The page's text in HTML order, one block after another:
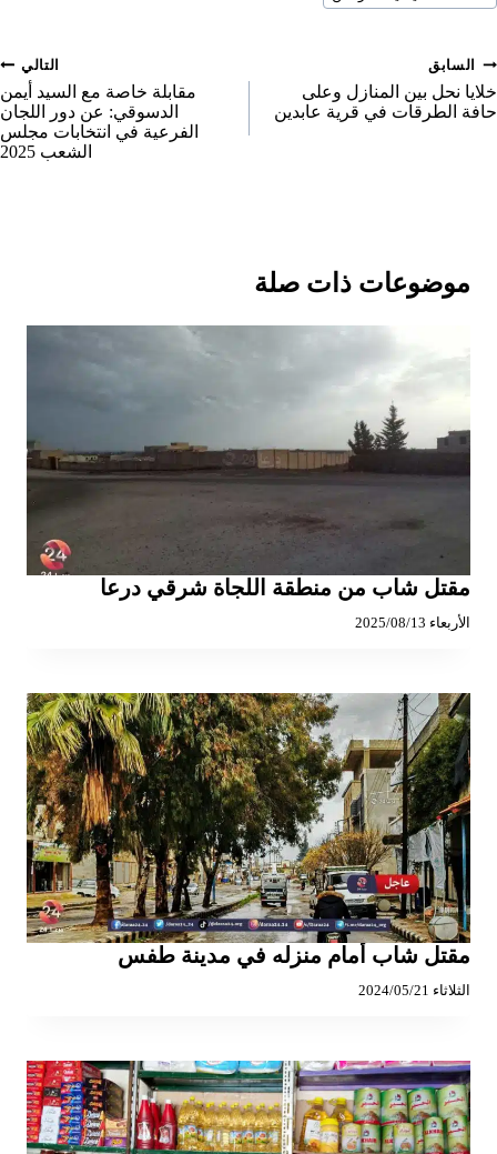
o
تصفّح
المقالات
السابق
خلايا نحل بين المنازل وعلى
حافة الطرقات في قرية عابدين
التالي
مقابلة خاصة مع السيد أيمن
الدسوقي: عن دور اللجان
الفرعية في انتخابات مجلس
الشعب 2025
موضوعات ذات صلة
مقتل شاب من منطقة اللجاة شرقي درعا
الأربعاء 2025/08/13
مقتل شاب أمام منزله في مدينة طفس
الثلاثاء 2024/05/21